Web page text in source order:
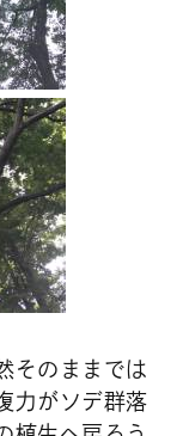
そのままでは
力がソデ群落